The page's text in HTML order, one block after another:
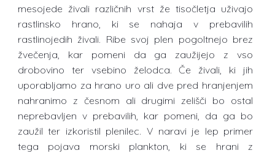
mesojede živali različnih vrst že tisočletja uživajo
rastlinsko hrano, ki se nahaja v prebavilih
rastlinojedih živali. Ribe svoj plen pogoltnejo brez
žvečenja, kar pomeni da ga zaužijejo z vso
drobovino ter vsebino želodca. Če živali, ki jih
uporabljamo za hrano uro ali dve pred hranjenjem
nahranimo z česnom ali drugimi zelišči bo ostal
neprebavljen v prebavilih, kar pomeni, da ga bo
zaužil ter izkoristil plenilec. V naravi je lep primer
tega pojava morski plankton, ki se hrani z